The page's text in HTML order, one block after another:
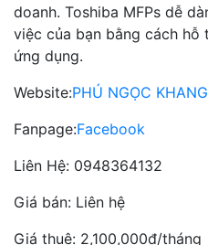
doanh. Toshiba MFPs dễ
việc của bạn bằng cách
ứng dụng.
Website:PHÚ NGỌC KHANG
Fanpage:Facebook
Liên Hệ: 0948364132
Giá bán: Liên hệ
Giá thuê: 2,100,000₫/tháng